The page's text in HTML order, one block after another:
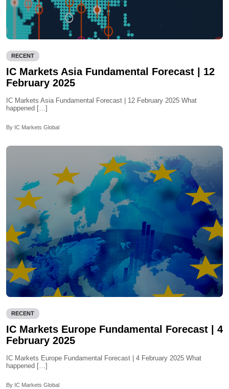
RECENT
IC Markets Asia Fundamental Forecast | 12
February 2025
IC Markets Asia Fundamental Forecast | 12 February 2025 What
happened […]
By IC Markets Global
RECENT
IC Markets Europe Fundamental Forecast | 4
February 2025
IC Markets Europe Fundamental Forecast | 4 February 2025 What
happened […]
By IC Markets Global